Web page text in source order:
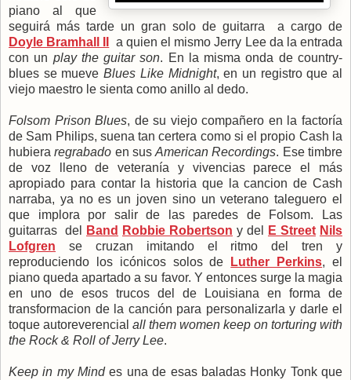
piano al que
seguirá más tarde un gran solo de guitarra a cargo de
Doyle Bramhall II
a quien el mismo Jerry Lee da la entrada
con un play the guitar son. En la misma onda de country-
blues se mueveBlues Like Midnight, en un registro que al
viejo maestro le sienta como anillo al dedo.
Folsom Prison Blues, de su viejo compañero en la factoría
de Sam Philips, suena tan certera como si el propio Cash la
hubieraregrabado en susAmerican Recordings. Ese timbre
de voz lleno de veteranía y vivencias parece el más
apropiado para contar la historia que la cancion de Cash
narraba, ya no es un joven sino un veterano taleguero el
que implora por salir de las paredes de Folsom. Las
guitarras del
Band Robbie Robertson y del E Street Nils
Lofgren se cruzan imitando el ritmo del tren y
reproduciendo los icónicos solos de
Luther Perkins, el
piano queda apartado a su favor. Y entonces surge la magia
en uno de esos trucos del de Louisiana en forma de
transformacion de la canción para personalizarla y darle el
toque autoreverencial all them women keep on torturing with
the Rock & Roll of Jerry Lee.
Keep in my Mindes una de esas baladas Honky Tonk que